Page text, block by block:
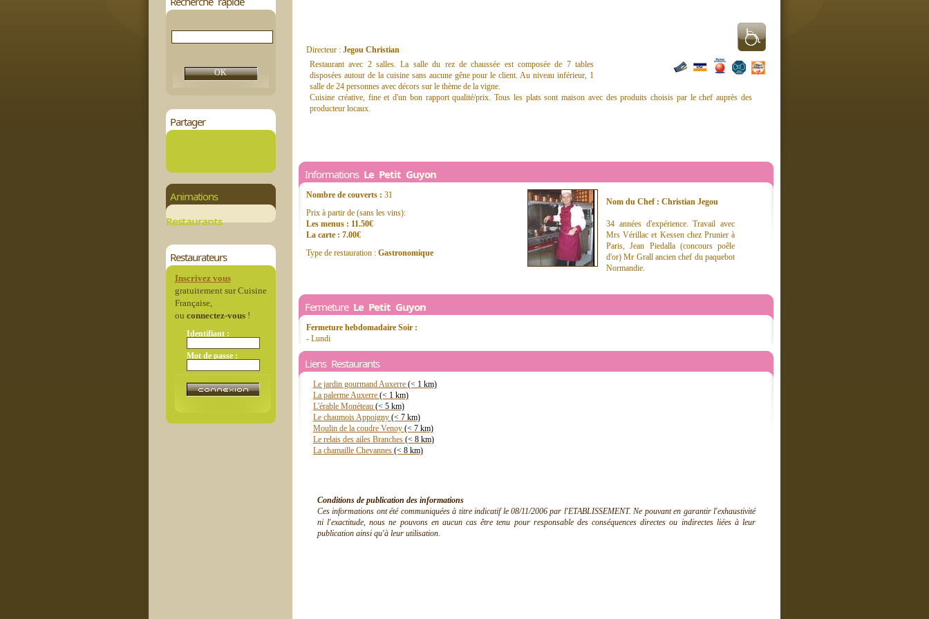
Partager
Animations
Restaurants
Restaurateurs
Inscrivez vous
gratuitement sur Cuisine
Française,
ou connectez-vous!
Identifiant :
Mot de passe :
Directeur : Jegou Christian
Restaurant avec 2 salles. La salle du rez de chaussée est composée de 7 tables
disposées autour de la cuisine sans aucune gêne pour le client. Au niveau inférieur, 1
salle de 24 personnes avec décors sur le thème de la vigne.
Cuisine créative, fine et d'un bon rapport qualité/prix. Tous les plats sont maison avec des produits choisis par le chef auprès des
producteur locaux.
Informations Le Petit Guyon
Nombre de couverts : 31
Prix à partir de (sans les vins):
Les menus : 11.50€
La carte : 7.00€
Type de restauration : Gastronomique
Nom du Chef : Christian Jegou
34 années d'expérience. Travail avec
Mrs Vérillac et Kessen chez Prunier à
Paris, Jean Piedalla (concours poêle
d'or) Mr Grall ancien chef du paquebot
Normandie.
Fermeture Le Petit Guyon
Fermeture hebdomadaire Soir :
- Lundi
Liens Restaurants
Le jardin gourmand Auxerre (< 1 km)
La palerme Auxerre (< 1 km)
L'érable Monéteau (< 5 km)
Le chaumois Appoigny (< 7 km)
Moulin de la coudre Venoy (< 7 km)
Le relais des ailes Branches (< 8 km)
La chamaille Chevannes (< 8 km)
Conditions de publication des informations
Ces informations ont été communiquées à titre indicatif le 08/11/2006 par l'ETABLISSEMENT. Ne pouvant en garantir l'exhaustivité
ni l'exactitude, nous ne pouvons en aucun cas être tenu pour responsable des conséquences directes ou indirectes liées à leur
publication ainsi qu'à leur utilisation.